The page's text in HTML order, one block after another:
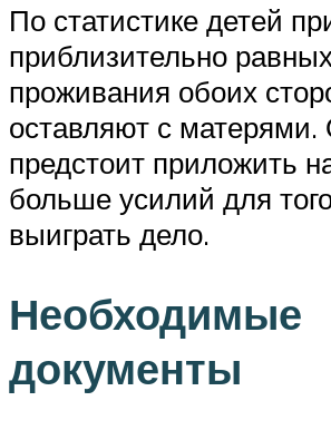
По статистике детей
приблизительно
проживания обоих
оставляют с
предстоит приложить
больше усилий для
выиграть дело.
Необходимые
документы